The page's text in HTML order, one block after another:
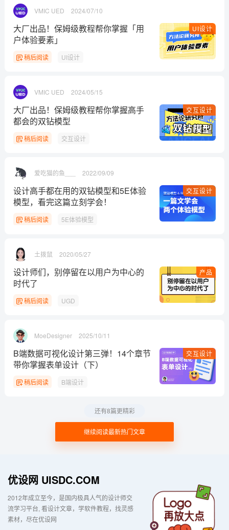
VMIC UED 2024/07/10
UI设计
大厂出品！保姆级教程帮你掌握「用
户体验要素」
稍后阅读 UI设计
VMIC UED 2024/05/15
交互设计
大厂出品！保姆级教程帮你掌握高手
都会的双钻模型
稍后阅读 交互设计
爱吃猫的鱼___ 2022/09/09
交互设计
设计高手都在用的双钻模型和5E体验
模型，看完这篇立刻学会！
稍后阅读 5E体验模型
土拨鼠 2020/05/27
产品
设计师们，别停留在以用户为中心的
时代了
稍后阅读 UGD
MoeDesigner 2025/10/11
交互设计
B端数据可视化设计第三弹！14个章节
带你掌握表单设计（下）
稍后阅读 B端设计
继续阅读最新热门文章
还有8篇更精彩
优设网 UISDC.COM
2012年成立至今，是国内极具人气的设计师交
流学习平台 看设计文章，学软件教程，找灵感
素材，尽在优设网